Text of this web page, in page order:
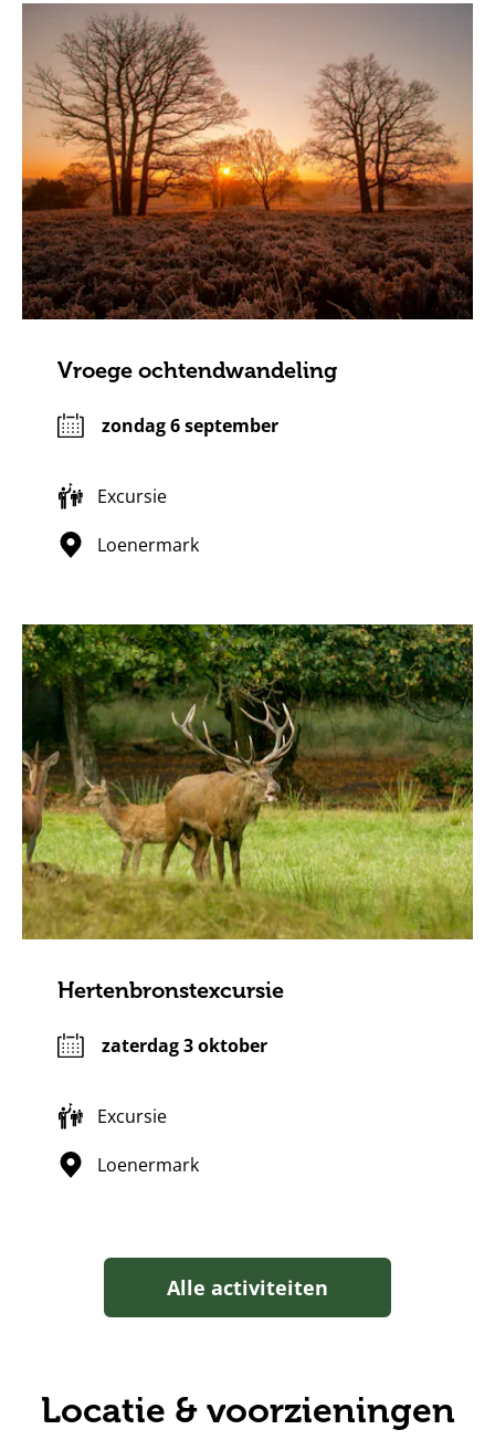
Vroege ochtendwandeling
zondag 6 september
Excursie
Loenermark
Hertenbronstexcursie
zaterdag 3 oktober
Excursie
Loenermark
Alle activiteiten
Locatie & voorzieningen